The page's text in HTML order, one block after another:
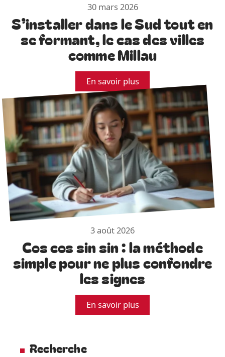
30 mars 2026
S’installer dans le Sud tout en
se formant, le cas des villes
comme Millau
En savoir plus
3 août 2026
Cos cos sin sin : la méthode
simple pour ne plus confondre
les signes
En savoir plus
Recherche